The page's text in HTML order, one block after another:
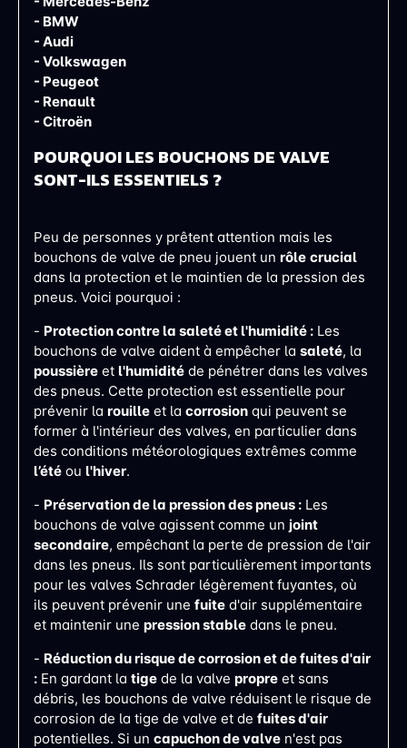
- BMW
- Audi
- Volkswagen
- Peugeot
- Renault
- Citroën
POURQUOI LES BOUCHONS DE VALVE
SONT-ILS ESSENTIELS ?
Peu de personnes y prêtent attention mais les
bouchons de valve de pneu jouent un rôle crucial
dans la protection et le maintien de la pression des
pneus. Voici pourquoi :
- Protection contre la saleté et l'humidité : Les
bouchons de valve aident à empêcher la saleté, la
poussière et l'humidité de pénétrer dans les valves
des pneus. Cette protection est essentielle pour
prévenir la rouille et la corrosion qui peuvent se
former à l'intérieur des valves, en particulier dans
des conditions météorologiques extrêmes comme
l’été ou l'hiver.
- Préservation de la pression des pneus : Les
bouchons de valve agissent comme un joint
secondaire, empêchant la perte de pression de l'air
dans les pneus. Ils sont particulièrement importants
pour les valves Schrader légèrement fuyantes, où
ils peuvent prévenir une fuite d'air supplémentaire
et maintenir une pression stable dans le pneu​​​​.
- Réduction du risque de corrosion et de fuites d'air
: En gardant la tige de la valve propre et sans
débris, les bouchons de valve réduisent le risque de
corrosion de la tige de valve et de fuites d'air
potentielles. Si un capuchon de valve n'est pas